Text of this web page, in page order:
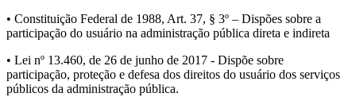
• Constituição Federal de 1988, Art. 37, § 3º – Dispões sobre a
participação do usuário na administração pública direta e indireta
• Lei nº 13.460, de 26 de junho de 2017 - Dispõe sobre
participação, proteção e defesa dos direitos do usuário dos serviços
públicos da administração pública.